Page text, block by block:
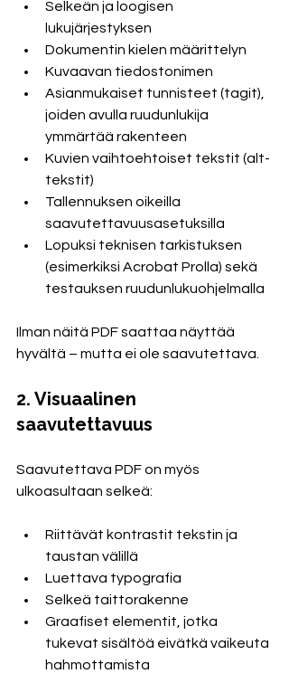
Selkeän ja loogisen
lukujärjestyksen
Dokumentin kielen määrittelyn
Kuvaavan tiedostonimen
Asianmukaiset tunnisteet (tagit),
joiden avulla ruudunlukija
ymmärtää rakenteen
Kuvien vaihtoehtoiset tekstit (alt-
tekstit)
Tallennuksen oikeilla
saavutettavuusasetuksilla
Lopuksi teknisen tarkistuksen
(esimerkiksi Acrobat Prolla) sekä
testauksen ruudunlukuohjelmalla
Ilman näitä PDF saattaa näyttää
hyvältä – mutta ei ole saavutettava.
2. Visuaalinen
saavutettavuus
Saavutettava PDF on myös
ulkoasultaan selkeä:
Riittävät kontrastit tekstin ja
taustan välillä
Luettava typografia
Selkeä taittorakenne
Graafiset elementit, jotka
tukevat sisältöä eivätkä vaikeuta
hahmottamista